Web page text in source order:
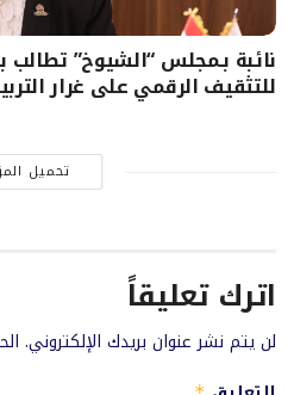
نائبة بـمجلس “الشيوخ” تطالب
للتثقيف الرقمي على غرار
تحميل
اترك تعليقاً
لن يتم نشر عنوان بريدك الإلكتروني.